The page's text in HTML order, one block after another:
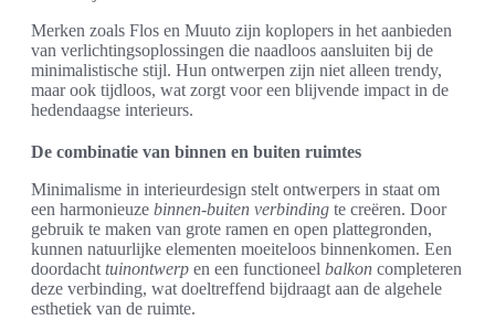
Merken zoals Flos en Muuto zijn koplopers in het aanbieden
van verlichtingsoplossingen die naadloos aansluiten bij de
minimalistische stijl. Hun ontwerpen zijn niet alleen trendy,
maar ook tijdloos, wat zorgt voor een blijvende impact in de
hedendaagse interieurs.
De combinatie van binnen en buiten ruimtes
Minimalisme in interieurdesign stelt ontwerpers in staat om
een harmonieuze binnen-buiten verbinding te creëren. Door
gebruik te maken van grote ramen en open plattegronden,
kunnen natuurlijke elementen moeiteloos binnenkomen. Een
doordacht tuinontwerp en een functioneel balkon completeren
deze verbinding, wat doeltreffend bijdraagt aan de algehele
esthetiek van de ruimte.